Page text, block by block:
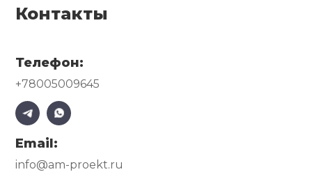
Контакты
Телефон:
+78005009645
Email:
info@am-proekt.ru